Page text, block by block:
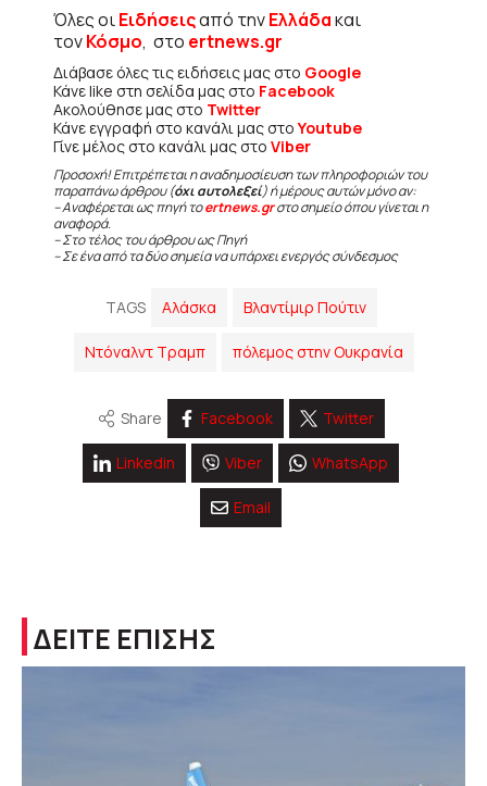
Όλες οιΕιδήσειςαπό τηνΕλλάδακαι
τονΚόσμο, στο ertnews.gr
Διάβασε όλες τις ειδήσεις μας στο Google
Κάνε like στη σελίδα μας στο Facebook
Ακολούθησε μας στο Twitter
Κάνε εγγραφή στο κανάλι μας στοYoutube
Γίνε μέλος στο κανάλι μας στο Viber
Προσοχή! Επιτρέπεται η αναδημοσίευση των πληροφοριών του
παραπάνω άρθρου (όχι αυτολεξεί) ή μέρους αυτών μόνο αν:
– Αναφέρεται ως πηγή τοertnews.grστο σημείο όπου γίνεται η
αναφορά.
– Στο τέλος του άρθρου ως Πηγή
– Σε ένα από τα δύο σημεία να υπάρχει ενεργός σύνδεσμος
TAGS Αλάσκα Βλαντίμιρ Πούτιν
Ντόναλντ Τραμπ πόλεμος στην Ουκρανία
Share Facebook Twitter
Linkedin Viber WhatsApp
Email
ΔΕΙΤΕ ΕΠΙΣΗΣ